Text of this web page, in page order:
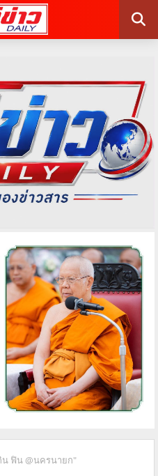
น ฟิน @นครนายก"